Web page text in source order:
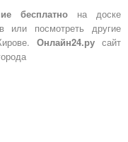
бесплатно на доске
или посмотреть другие
Онлайн24.русайт